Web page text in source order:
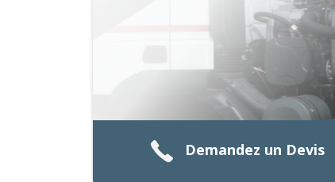
Demandez un Devis